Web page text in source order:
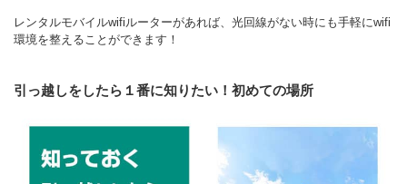
レンタルモバイルwifiルーターがあれば、光回線がない時にも手軽にwifi
環境を整えることができます！
引っ越しをしたら１番に知りたい！初めての場所